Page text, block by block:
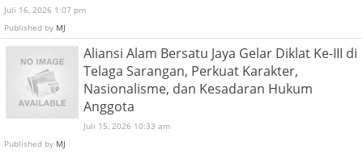
Juli 16, 2026 1:07 pm
Published by MJ
Aliansi Alam Bersatu Jaya Gelar Diklat Ke-III di
Telaga Sarangan, Perkuat Karakter,
Nasionalisme, dan Kesadaran Hukum
Anggota
Juli 15, 2026 10:33 am
Published by MJ